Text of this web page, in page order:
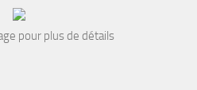
pour plus de détails